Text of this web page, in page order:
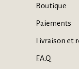
Boutique
Paiements
Livraison et
F.A.Q